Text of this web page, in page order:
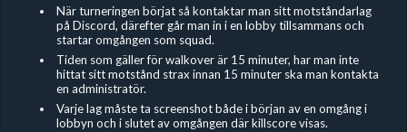
När turneringen börjat så kontaktar man sitt motståndarlag
på Discord, därefter går man in i en lobby tillsammans och
startar omgången som squad.
Tiden som gäller för walkover är 15 minuter, har man inte
hittat sitt motstånd strax innan 15 minuter ska man kontakta
en administratör.
Varje lag måste ta screenshot både i början av en omgång i
lobbyn och i slutet av omgången där killscore visas.